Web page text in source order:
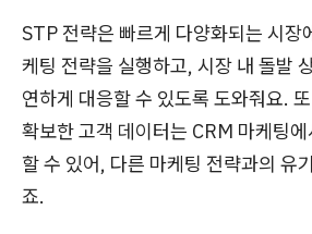
STP 전략은 빠르게 다양화되는 시장
케팅 전략을 실행하고, 시장 내 돌발
연하게 대응할 수 있도록 도와줘요.
확보한 고객 데이터는 CRM 마케팅
할 수 있어, 다른 마케팅 전략과의 유
죠.